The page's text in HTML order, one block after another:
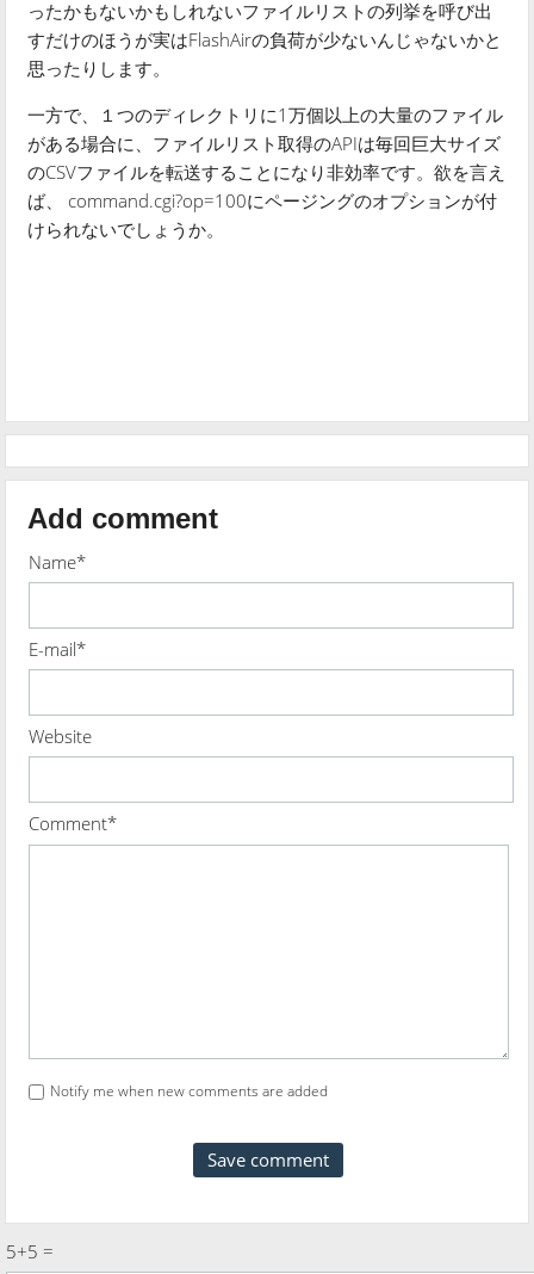
ったかもないかもしれないファイルリストの列挙を呼び出
すだけのほうが実はFlashAirの負荷が少ないんじゃないかと
思ったりします。
一方で、１つのディレクトリに1万個以上の大量のファイル
がある場合に、ファイルリスト取得のAPIは毎回巨大サイズ
のCSVファイルを転送することになり非効率です。欲を言え
ば、 command.cgi?op=100にページングのオプションが付
けられないでしょうか。
Add comment
Name*
E-mail*
Website
Comment*
Notify me when new comments are added
5+5 =